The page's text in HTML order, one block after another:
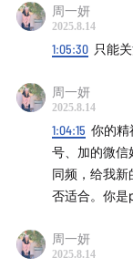
39:40 I 「如果把
财？」
44:40
I 「当你知
选择了」
I 「如果信
许自己被降频？
是我自己」
周一妍
2025.8.14
1:05:30 只能
周一妍
2025.8.14
1:04:15 你的精
号、加的微信
同频，给我
否适合。你是
周一妍
2025.8.14